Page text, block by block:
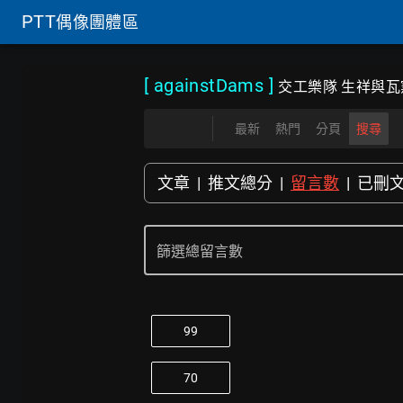
PTT偶像團體區
[ againstDams ] 交工樂隊 生祥與
最新 熱門 分頁 搜尋
文章 | 推文總分 | 留言數 | 已刪
篩選總留言數
99
70